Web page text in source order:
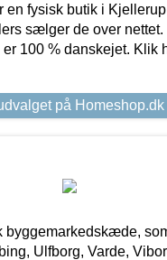
en fysisk butik i
sælger de over nettet.
100 % danskejet. Klik
på Homeshop.dk
byggemarkedskæde,
Ulfborg, Varde,